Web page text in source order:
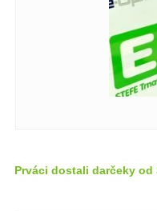
Prváci dostali darčeky od